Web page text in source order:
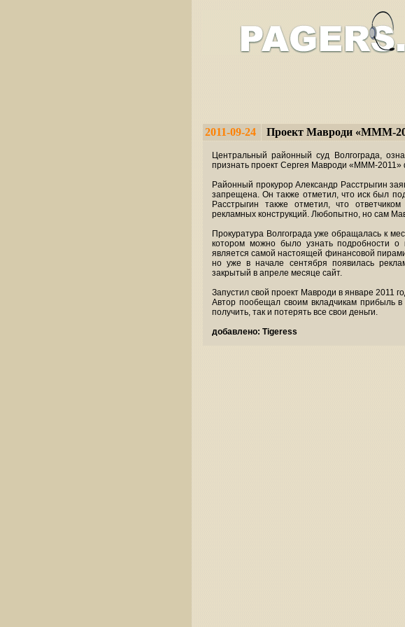
2011-09-24 Проект Мавроди «МММ-
Центральный районный суд Волгограда,
признать проект Сергея Мавроди «МММ-2011»
Районный прокурор Александр Расстрыгин
запрещена. Он также отметил, что иск был
Расстрыгин также отметил, что
рекламных конструкций. Любопытно, но сам
Прокуратура Волгограда уже обращалась к
котором можно было узнать подробности
является самой настоящей финансовой
но уже в начале сентября появилась
закрытый в апреле месяце сайт.
Запустил свой проект Мавроди в январе 2011
Автор пообещал своим вкладчикам прибыль
получить, так и потерять все свои деньги.
добавлено: Tigeress